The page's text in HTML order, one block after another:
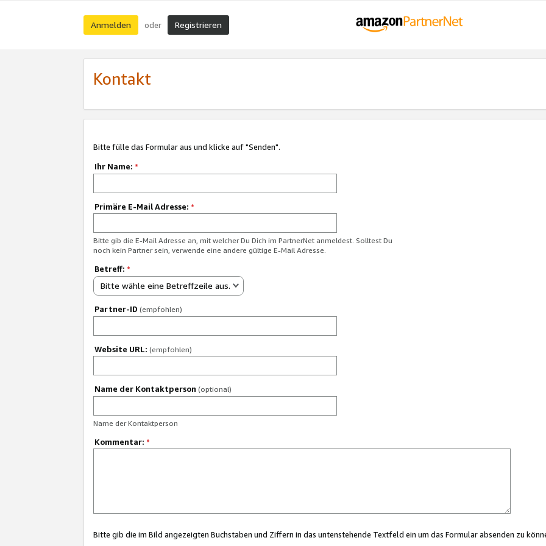
Anmelden oder Registrieren
Kontakt
Bitte fülle das Formular aus und klicke auf "Senden".
Ihr Name: *
Primäre E-Mail Adresse: *
Bitte gib die E-Mail Adresse an, mit welcher Du Dich im PartnerNet anmeldest. Solltest Du
noch kein Partner sein, verwende eine andere gültige E-Mail Adresse.
Betreff: *
Bitte wähle eine Betreffzeile aus.
Partner-ID (empfohlen)
Website URL: (empfohlen)
Name der Kontaktperson (optional)
Name der Kontaktperson
Kommentar: *
Bitte gib die im Bild angezeigten Buchstaben und Ziffern in das untenstehende Textfeld ein um das Formular absenden zu